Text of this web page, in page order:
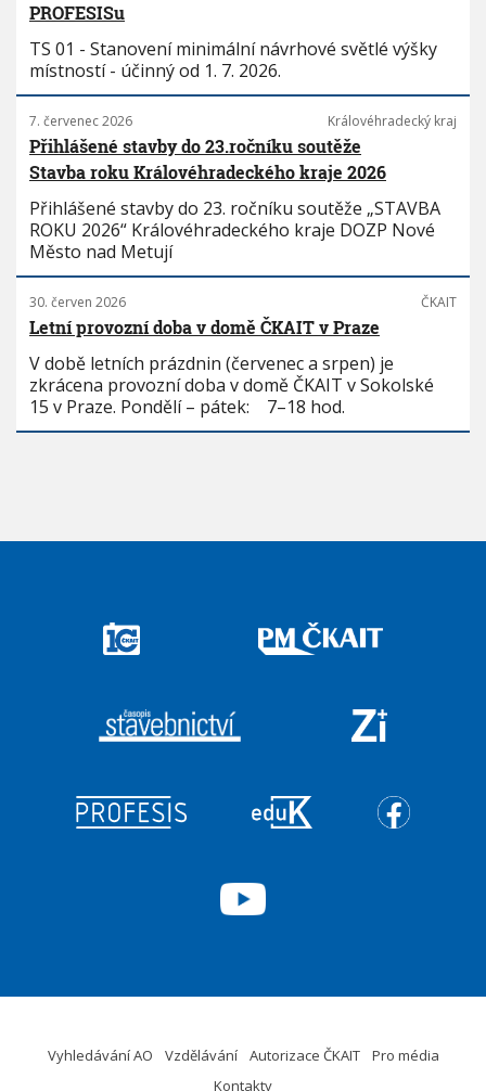
PROFESISu
TS 01 - Stanovení minimální návrhové světlé výšky
místností - účinný od 1. 7. 2026.
7. červenec 2026 Královéhradecký kraj
Přihlášené stavby do 23.ročníku soutěže
Stavba roku Královéhradeckého kraje 2026
Přihlášené stavby do 23. ročníku soutěže „STAVBA
ROKU 2026“ Královéhradeckého kraje DOZP Nové
Město nad Metují
30. červen 2026 ČKAIT
Letní provozní doba v domě ČKAIT v Praze
V době letních prázdnin (červenec a srpen) je
zkrácena provozní doba v domě ČKAIT v Sokolské
15 v Praze. Pondělí – pátek: 7–18 hod.
Vyhledávání AO Vzdělávání Autorizace ČKAIT
Pro média
Kontakty